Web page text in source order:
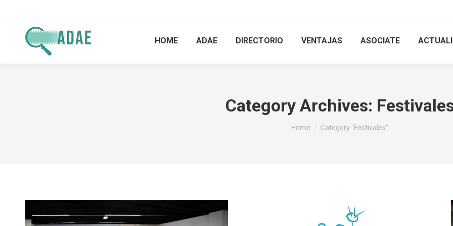
HOME ADAE DIRECTORIO VENTAJAS ASOCIATE
Category Archives:
You are here:
Home Category "Festivales"